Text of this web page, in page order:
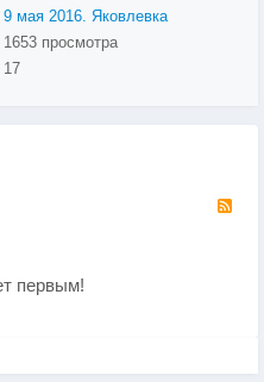
9 мая 2016. Яковлевка
1653 просмотра
17
первым!